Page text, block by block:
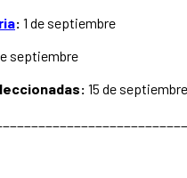
: 1 de septiembre
septiembre
15 de septiembre